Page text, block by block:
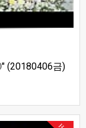
(20180406금)